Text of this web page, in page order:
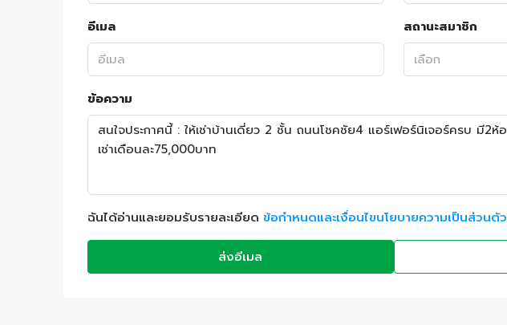
อีเมล
สถานะสมาชิก
เลือก
ข้อความ
ฉันได้อ่านและยอมรับรายละเอียด ข้อกำหนดและเงื่อนไขนโยบายความเป็นส่วนตัว
ส่งอีเมล